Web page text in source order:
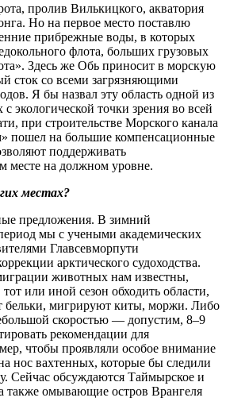
пролив Вилькицкого, акватория
Но на первое место поставлю
прибрежные воды, в которых
флота, больших грузовых
Здесь же Обь приносит в морскую
сток со всеми загрязняющими
Я бы назвал эту область одной из
экологической точки зрения во всей
при строительстве Морского канала
пошел на большие компенсационные
поддерживать
месте на должном уровне.
местах?
предложения. В зимний
мы с учеными академических
Главсевморпути
арктического судоходства.
животных нам известны,
или иной сезон обходить области,
бельки, мигрируют киты, моржи. Либо
скоростью — ​допустим, 8–9
рекомендации для
чтобы проявляли особое внимание
нос вахтенных, которые бы следили
Сейчас обсуждаются Таймырское и
также омывающие остров Врангеля